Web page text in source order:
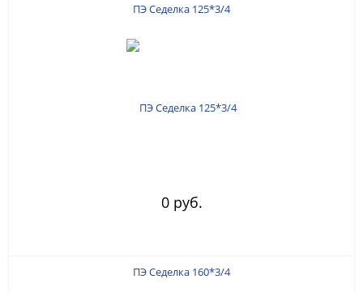
ПЭ Седелка 125*3/4
0 руб.
ПЭ Седелка 160*3/4